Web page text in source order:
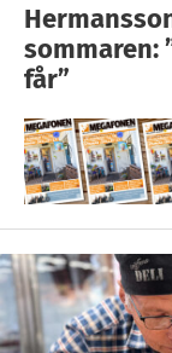
sommaren:
får”